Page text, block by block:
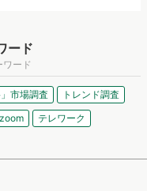
ード
ード
」市場調査
トレンド調査
zoom テレワーク